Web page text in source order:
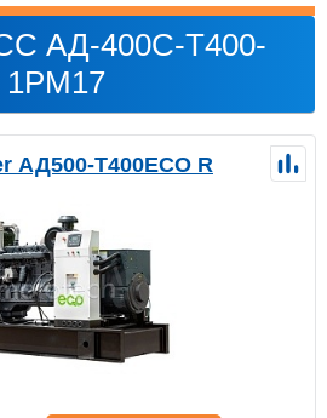
АД-400С-Т400-
1РМ17
АД500-T400ECO R